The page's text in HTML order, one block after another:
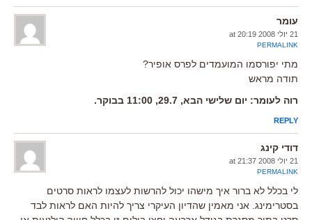
עומר
21 יולי 2008 at 20:19
PERMALINK
מתי יפורסמו המועמדים לפרס אופיר?
תודה מראש
רוה לעומר: יום שלישי הבא, 29.7, 11:00 בבוקר.
REPLY
דודי קינג
21 יולי 2008 at 21:37
PERMALINK
לי בכלל לא ברור איך מישהו יכול להרשות לעצמו לראות סרטים
בסטרימינג. אני מאמין שהדיון העיקרי צריך להיות האם לראות לבד